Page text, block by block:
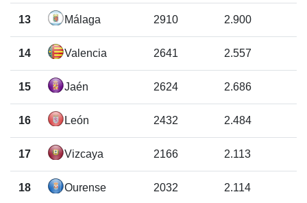
13 Málaga 2910 2.900
14 Valencia 2641 2.557
15 Jaén 2624 2.686
16 León 2432 2.484
17 Vizcaya 2166 2.113
18 Ourense 2032 2.114